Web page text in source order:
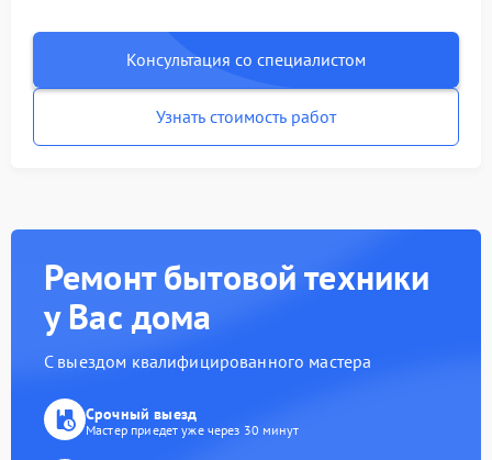
Консультация со специалистом
Узнать стоимость работ
Ремонт бытовой техники
у Вас дома
С выездом квалифицированного мастера
Срочный выезд
Мастер приедет уже через 30 минут